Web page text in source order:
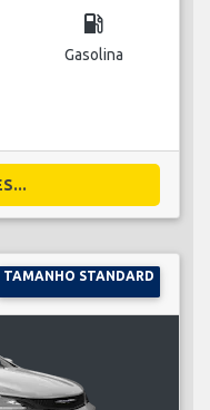
local_gas_station
Gasolina
TAMANHO STANDARD